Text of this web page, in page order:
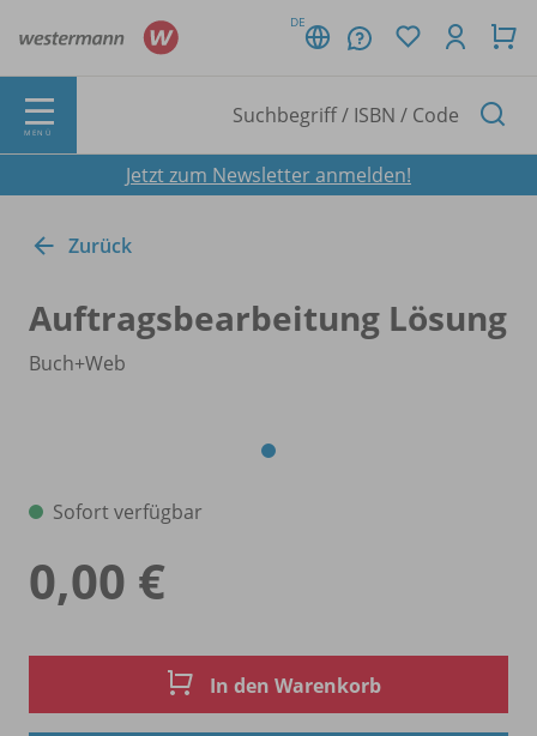
DE
MENÜ
Jetzt zum Newsletter anmelden!
Zurück
Auftragsbearbeitung Lösung
Buch+Web
Sofort verfügbar
0,00 €
In den Warenkorb